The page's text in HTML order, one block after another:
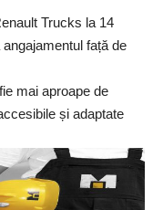
Trucks la 14
față de
mai aproape de
și adaptate